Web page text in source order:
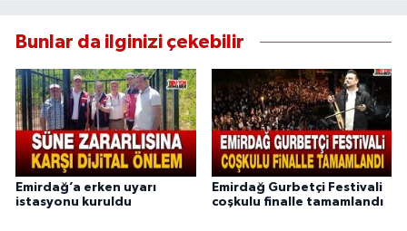
Bunlar da ilginizi çekebilir
Emirdağ’a erken uyarı
istasyonu kuruldu
Emirdağ Gurbetçi Festivali
coşkulu finalle tamamlandı